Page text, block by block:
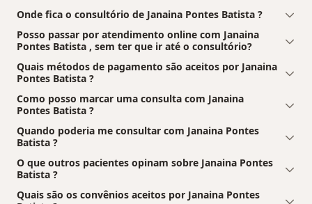
Onde fica o consultório de Janaina Pontes Batista ?
Posso passar por atendimento online com Janaina
Pontes Batista , sem ter que ir até o consultório?
Quais métodos de pagamento são aceitos por Janaina
Pontes Batista ?
Como posso marcar uma consulta com Janaina
Pontes Batista ?
Quando poderia me consultar com Janaina Pontes
Batista ?
O que outros pacientes opinam sobre Janaina Pontes
Batista ?
Quais são os convênios aceitos por Janaina Pontes